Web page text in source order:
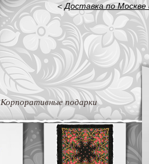
<Доставка по
Корпоративные подарки